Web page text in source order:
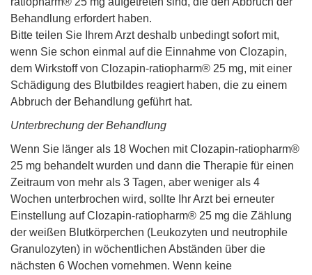
Behandlung erfordert haben.
Bitte teilen Sie Ihrem Arzt deshalb unbedingt sofort mit,
wenn Sie schon einmal auf die Einnahme von Clozapin,
dem Wirkstoff von Clozapin-ratiopharm® 25 mg, mit einer
Schädigung des Blutbildes reagiert haben, die zu einem
Abbruch der Behandlung geführt hat.
Unterbrechung der Behandlung
Wenn Sie länger als 18 Wochen mit Clozapin-ratiopharm®
25 mg behandelt wurden und dann die Therapie für einen
Zeitraum von mehr als 3 Tagen, aber weniger als 4
Wochen unterbrochen wird, sollte Ihr Arzt bei erneuter
Einstellung auf Clozapin-ratiopharm® 25 mg die Zählung
der weißen Blutkörperchen (Leukozyten und neutrophile
Granulozyten) in wöchentlichen Abständen über die
nächsten 6 Wochen vornehmen. Wenn keine